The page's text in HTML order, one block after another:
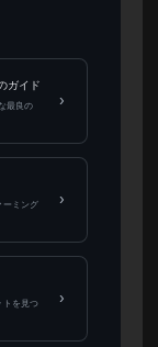
ガイド
最良の
›
ーミング
›
トを見つ
›